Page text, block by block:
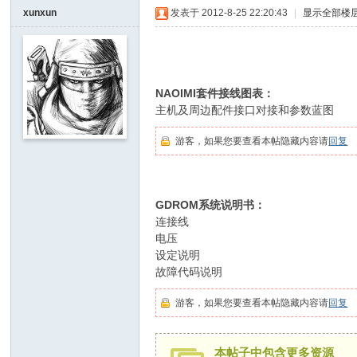
xunxun 发表于 2012-8-25 22:20:43 显示全部楼
NAOIMI套件接线图表：
主机及周边配件接口对接和参数蓝图
游客，如果您要查看本帖隐藏内容请回复
GDROM系统说明书：
连接线
电压
设定说明
故障代码说明
游客，如果您要查看本帖隐藏内容请回复
本帖子中包含更多资源